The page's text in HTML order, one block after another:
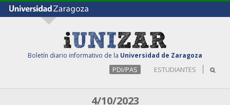
Boletín diario informativo de la Universidad de Zaragoza
PDI/PAS ESTUDIANTES
4/10/2023